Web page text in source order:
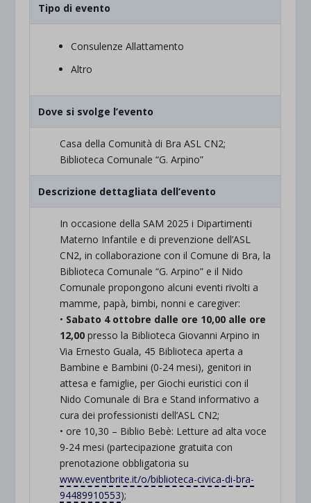
Tipo di evento
Consulenze Allattamento
Altro
Dove si svolge l’evento
Casa della Comunità di Bra ASL CN2;
Biblioteca Comunale “G. Arpino”
Descrizione dettagliata dell’evento
In occasione della SAM 2025 i Dipartimenti
Materno Infantile e di prevenzione dell’ASL
CN2, in collaborazione con il Comune di Bra, la
Biblioteca Comunale “G. Arpino” e il Nido
Comunale propongono alcuni eventi rivolti a
mamme, papà, bimbi, nonni e caregiver:
• Sabato 4 ottobre dalle ore 10,00 alle ore
12,00 presso la Biblioteca Giovanni Arpino in
Via Ernesto Guala, 45 Biblioteca aperta a
Bambine e Bambini (0-24 mesi), genitori in
attesa e famiglie, per Giochi euristici con il
Nido Comunale di Bra e Stand informativo a
cura dei professionisti dell’ASL CN2;
• ore 10,30 – Biblio Bebè: Letture ad alta voce
9-24 mesi (partecipazione gratuita con
prenotazione obbligatoria su
www.eventbrite.it/o/biblioteca-civica-di-bra-
94489910553);